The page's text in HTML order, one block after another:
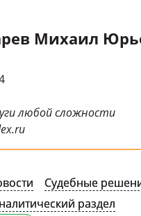
Михаил
любой сложности
Судебные
раздел